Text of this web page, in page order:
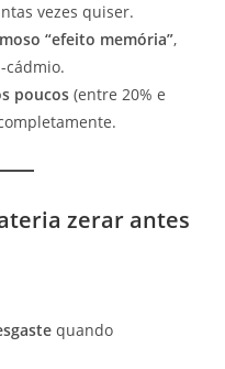
vezes quiser.
“efeito memória”,
cádmio.
poucos (entre 20% e
zerar antes
quando